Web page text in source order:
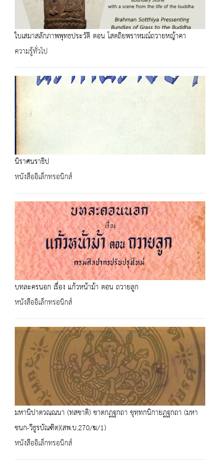
ใบเสมาสลักภาพพุทธประวัติ ตอน โสตถิยพราหมณ์ถวายหญ้าคา
ความรู้ทั่วไป
นิราศนราธิป
หนังสืออิเล็กทรอนิกส์
บทละครนอก เรื่อง แก้วหน้าม้า ตอน ถวายลูก
หนังสืออิเล็กทรอนิกส์
มหานิปาตวณฺณนา (ทสชาติ) ชาตกฏฐกถา ขุทฺทกนิกายฏฐกถา (มหา
ชนก-วิธูรบัณฑิต)(สพ.บ.270/ฆ/1)
หนังสืออิเล็กทรอนิกส์